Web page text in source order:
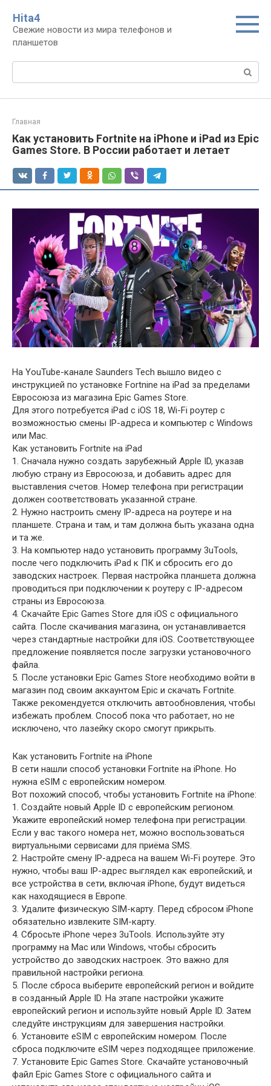
контенту
Нita4
Свежие новости из мира телефонов и
планшетов
Поиск:
Главная
Как установить Fortnite на iPhone и iPad из Epic
Games Store. В России работает и летает
На YouTube-канале Saunders Tech вышло видео с
инструкцией по установке Fortnine на iPad за пределами
Евросоюза из магазина Epic Games Store.
Для этого потребуется iPad с iOS 18, Wi-Fi роутер с
возможностью смены IP-адреса и компьютер с Windows
или Mac.
Как установить Fortnite на iPad
1. Сначала нужно создать зарубежный Apple ID, указав
любую страну из Евросоюза, и добавить адрес для
выставления счетов. Номер телефона при регистрации
должен соответствовать указанной стране.
2. Нужно настроить смену IP-адреса на роутере и на
планшете. Страна и там, и там должна быть указана одна
и та же.
3. На компьютер надо установить программу 3uTools,
после чего подключить iPad к ПК и сбросить его до
заводских настроек. Первая настройка планшета должна
проводиться при подключении к роутеру с IP-адресом
страны из Евросоюза.
4. Скачайте Epic Games Store для iOS с официального
сайта. После скачивания магазина, он устанавливается
через стандартные настройки для iOS. Соответствующее
предложение появляется после загрузки установочного
файла.
5. После установки Epic Games Store необходимо войти в
магазин под своим аккаунтом Epic и скачать Fortnite.
Также рекомендуется отключить автообновления, чтобы
избежать проблем. Способ пока что работает, но не
исключено, что лазейку скоро смогут прикрыть.
Как установить Fortnite на iPhone
В сети нашли способ установки Fortnite на iPhone. Но
нужна eSIM с европейским номером.
Вот похожий способ, чтобы установить Fortnite на iPhone:
1. Создайте новый Apple ID с европейским регионом.
Укажите европейский номер телефона при регистрации.
Если у вас такого номера нет, можно воспользоваться
виртуальными сервисами для приёма SMS.
2. Настройте смену IP-адреса на вашем Wi-Fi роутере. Это
нужно, чтобы ваш IP-адрес выглядел как европейский, и
все устройства в сети, включая iPhone, будут видеться
как находящиеся в Европе.
3. Удалите физическую SIM-карту. Перед сбросом iPhone
обязательно извлеките SIM-карту.
4. Сбросьте iPhone через 3uTools. Используйте эту
программу на Mac или Windows, чтобы сбросить
устройство до заводских настроек. Это важно для
правильной настройки региона.
5. После сброса выберите европейский регион и войдите
в созданный Apple ID. На этапе настройки укажите
европейский регион и используйте новый Apple ID. Затем
следуйте инструкциям для завершения настройки.
6. Установите eSIM с европейским номером. После
сброса подключите eSIM через подходящее приложение.
7. Установите Epic Games Store. Скачайте установочный
файл Epic Games Store с официального сайта и